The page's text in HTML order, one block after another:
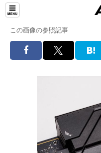
この画像の参照記事